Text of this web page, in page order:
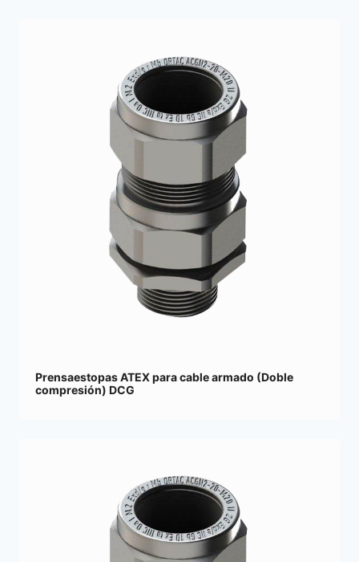
Prensaestopas ATEX para cable armado (Doble
compresión) DCG